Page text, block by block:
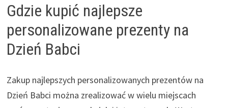
Gdzie kupić najlepsze
personalizowane prezenty na
Dzień Babci
Zakup najlepszych personalizowanych prezentów na
Dzień Babci można zrealizować w wielu miejscach